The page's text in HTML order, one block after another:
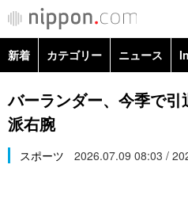
カテゴリー
新着 カテゴリー ニュース
政治・外交
経済・ビジネス
バーランダー、今季で
派右腕
スポーツ 2026.07.09 08:03 /